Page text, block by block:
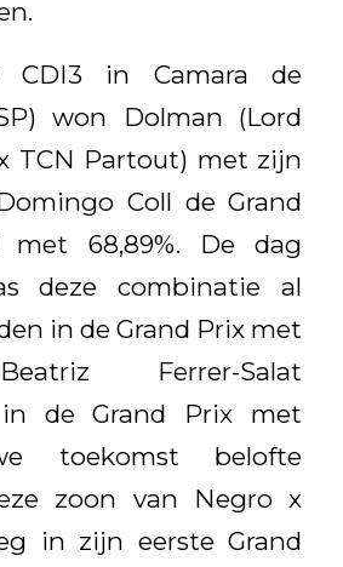
CDI3 in Camara de
won Dolman (Lord
TCN Partout) met zijn
Coll de Grand
met 68,89%. De dag
deze combinatie al
in de Grand Prix met
Ferrer-Salat
in de Grand Prix met
toekomst belofte
zoon van Negro x
in zijn eerste Grand